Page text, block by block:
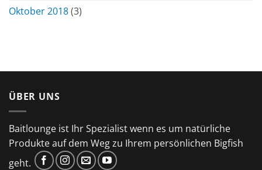
Oktober 2018(3)
ÜBER UNS
Baitlounge ist Ihr Spezialist wenn es um natürliche
Produkte auf dem Weg zu Ihrem persönlichen Bigfish
geht.